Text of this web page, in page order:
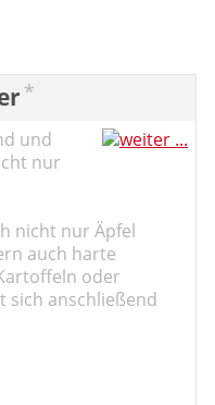
*
und
nur
nicht nur Äpfel
auch harte
oder
sich anschließend